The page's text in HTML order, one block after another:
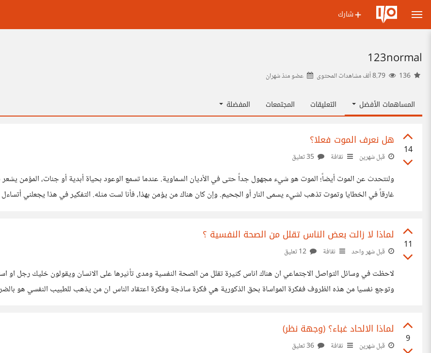
شارك
123normal
عضو منذشهران
المساهمات الأفضل التعليقات المجتمعات المفضلة
14
هل نعرف الموت فعلا؟
قبل شهرين ثقافة
ولنتحدث عن الموت أيضاً؛ الموت هو شيء مجهول جداً حتى في الأديان السماوية. عندما تسمع الوعود بحياة أبدية أو جنات، المؤمن
غارقاً في الخطايا وتموت تذهب لشيء يسمى النار أو الجحيم. وإن كان هناك من يؤمن بهذا، فأنا لست مثله. التفكير في هذا يجعلني أتساءل
11
لماذا لا زالت بعض الناس تقلل من الصحة النفسية ؟
قبل شهر واحد ثقافة
لاحظت في وسائل التواصل الاجتماعي ان هناك اناس كثيرة تقلل من الصحة النفسية ومدى تأثيرها على الانسان ويقولون خليك رجل او
وتوجع نفسيا من هذه الظروف ففكرة المواساة بحق الذكورية هي فكرة ساذجة وفكرة اعتقاد الناس ان من يذهب للطبيب النفسي
9
لماذا الالحاد غباء؟ (وجهة نظر)
قبل شهرين ثقافة